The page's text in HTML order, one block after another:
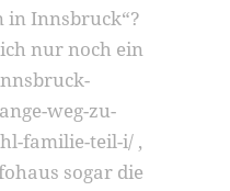
in Innsbruck“?
nur noch ein
weg-zu-
familie-teil-i/ ,
sogar die